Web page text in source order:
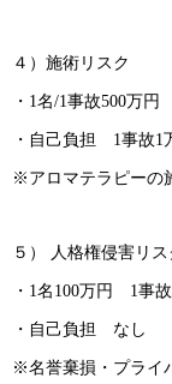
４）施術リスク
・1名/1事故500万円
・自己負担 1事故1
※アロマテラピーの
５） 人格権侵害リス
・1名100万円 1事
・自己負担 なし
※名誉棄損・プライ